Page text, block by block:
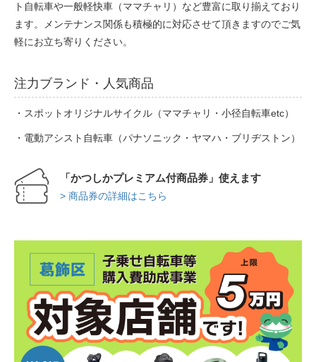
イベント
求人情報
募集中の求人情報
法人様向け割引
その他
お問い合わせ
ト自転車や一般軽快車（ママチャリ）など豊富に取り揃えており
ます。メンテナンス関係も積極的に対応させて頂きますのでご気
軽にお立ち寄りください。
注力ブランド・人気商品
・スポットオリジナルサイクル（ママチャリ・小径自転車etc）
・電動アシスト自転車（パナソニック・ヤマハ・ブリヂストン）
「かつしかプレミアム付商品券」使えます
> 商品券の詳細はこちら